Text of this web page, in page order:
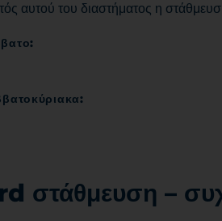
αυτού του διαστήματος η
στάθμευση –